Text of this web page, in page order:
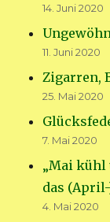
14. Juni 2020
11. Juni 2020
Zigarren,
25. Mai 2020
7. Mai 2020
„Mai kühl
das
4. Mai 2020